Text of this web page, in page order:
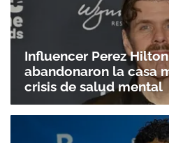
Influencer Perez
abandonaron la casa
crisis de salud mental